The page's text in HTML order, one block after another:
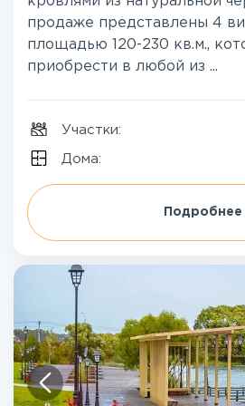
продаже представлены 4
площадью 120-230 кв.м.,
приобрести в любой из ...
Участки:
Дома:
Подробнее